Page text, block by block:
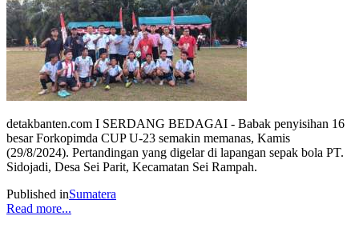
detakbanten.com I SERDANG BEDAGAI - Babak penyisihan 16
besar Forkopimda CUP U-23 semakin memanas, Kamis
(29/8/2024). Pertandingan yang digelar di lapangan sepak bola PT.
Sidojadi, Desa Sei Parit, Kecamatan Sei Rampah.
Published inSumatera
Read more...